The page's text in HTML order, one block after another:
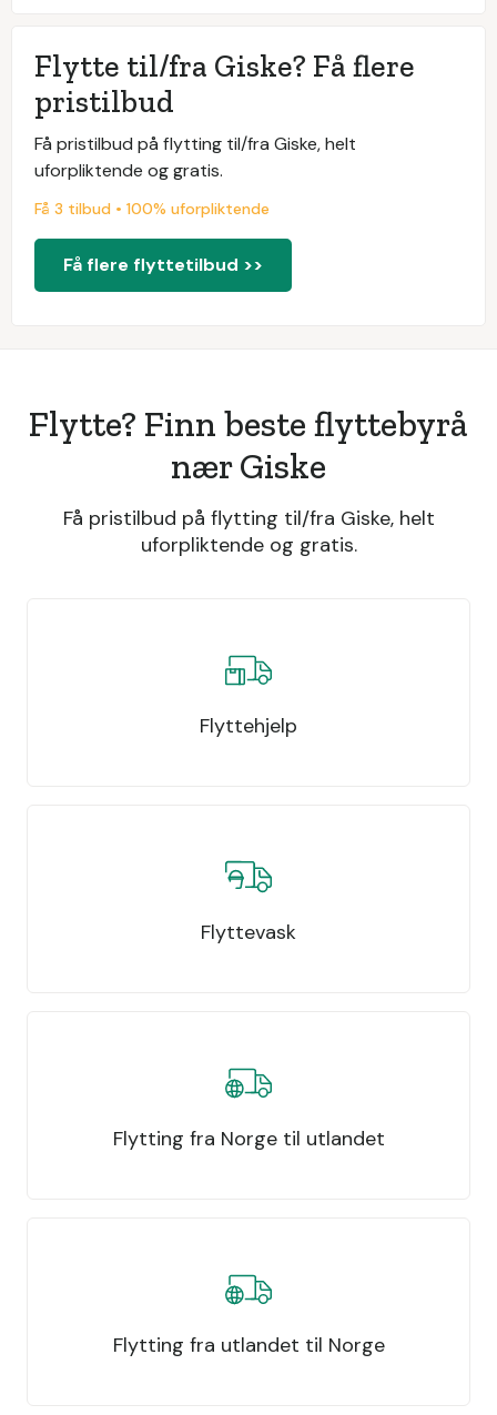
Flytte til/fra Giske? Få flere
pristilbud
Få pristilbud på flytting til/fra Giske, helt
uforpliktende og gratis.
Få 3 tilbud • 100% uforpliktende
Få flere flyttetilbud >>
Flytte? Finn beste flyttebyrå
nær Giske
Få pristilbud på flytting til/fra Giske, helt
uforpliktende og gratis.
Flyttehjelp
Flyttevask
Flytting fra Norge til utlandet
Flytting fra utlandet til Norge